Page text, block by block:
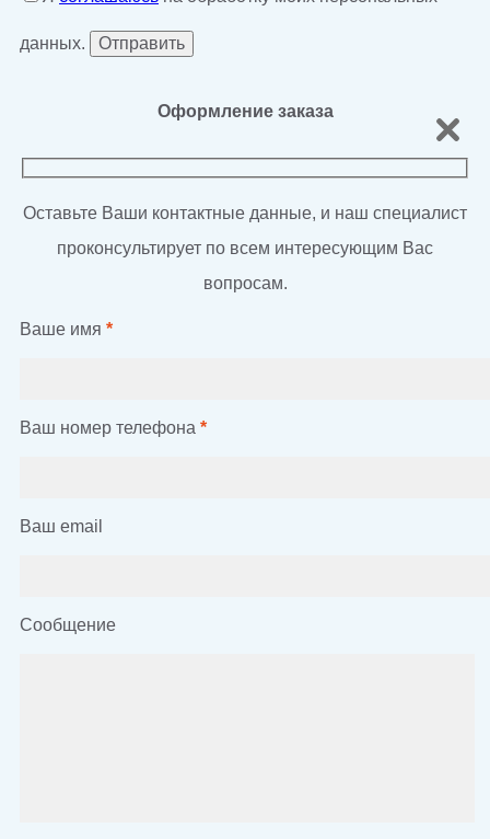
данных.
Оформление заказа
Оставьте Ваши контактные данные, и наш специалист
проконсультирует по всем интересующим Вас
вопросам.
Ваше имя *
Ваш номер телефона *
Ваш email
Сообщение